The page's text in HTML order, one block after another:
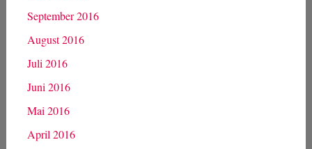
September 2016
August 2016
Juli 2016
Juni 2016
Mai 2016
April 2016